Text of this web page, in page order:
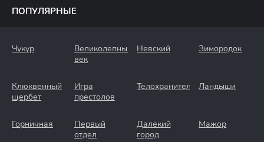
ПОПУЛЯРНЫЕ
Чукур
Великолепный
век
Невский Зимородок
Клюквенный
щербет
Игра
престолов
Телохранители Ландыши
Горничная
Первый
отдел
Далёкий
город
Мажор